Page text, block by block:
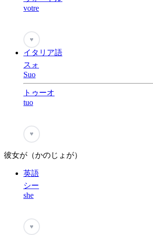
votre
♥
イタリア語
スォ
Suo
トゥーオ
tuo
♥
彼女が（かのじょが）
英語
シー
she
♥